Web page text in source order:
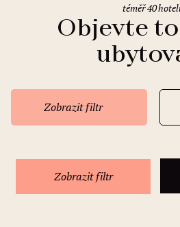
Objevte
téměř 40
Zobrazit filtr
Zobrazit filtr